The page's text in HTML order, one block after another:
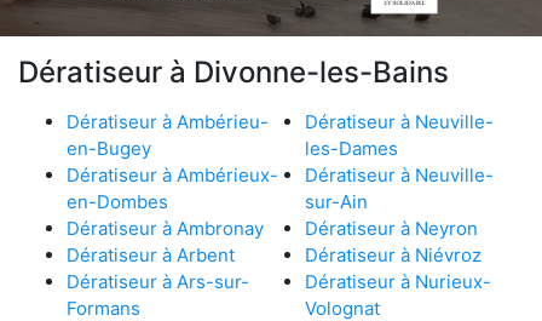
Dératiseur à Divonne-les-Bains
Dératiseur à Ambérieu-
en-Bugey
Dératiseur à Ambérieux-
en-Dombes
Dératiseur à Ambronay
Dératiseur à Arbent
Dératiseur à Ars-sur-
Formans
Dératiseur à Neuville-
les-Dames
Dératiseur à Neuville-
sur-Ain
Dératiseur à Neyron
Dératiseur à Niévroz
Dératiseur à Nurieux-
Volognat